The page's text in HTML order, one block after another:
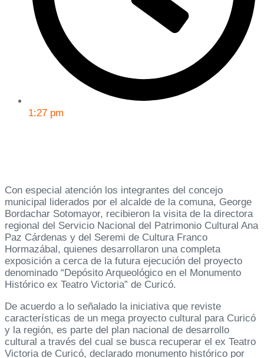
1:27 pm
Con especial atención los integrantes del concejo
municipal liderados por el alcalde de la comuna, George
Bordachar Sotomayor, recibieron la visita de la directora
regional del Servicio Nacional del Patrimonio Cultural Ana
Paz Cárdenas y del Seremi de Cultura Franco
Hormazábal, quienes desarrollaron una completa
exposición a cerca de la futura ejecución del proyecto
denominado “Depósito Arqueológico en el Monumento
Histórico ex Teatro Victoria” de Curicó.
De acuerdo a lo señalado la iniciativa que reviste
características de un mega proyecto cultural para Curicó
y la región, es parte del plan nacional de desarrollo
cultural a través del cual se busca recuperar el ex Teatro
Victoria de Curicó, declarado monumento histórico por